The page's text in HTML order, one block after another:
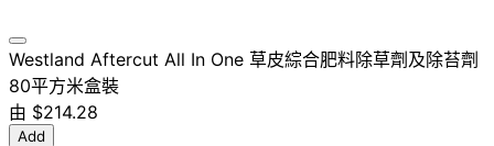
Westland Aftercut All In One 草皮綜合肥料除草劑及除苔劑
80平方米盒裝
由 $214.28
Add